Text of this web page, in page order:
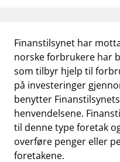
businessOm Finanstilsynet
mail_outlineKontakt oss
work_outlineJobb hos oss
dashboardInformasjon for
notifications_noneAbonner på
Finanstilsynet har
norske forbrukere har
som tilbyr hjelp til
på investeringer
benytter
henvendelsene.
til denne type foretak
overføre penger eller
foretakene.